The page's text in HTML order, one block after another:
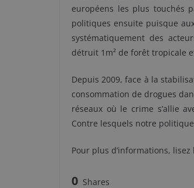
européens les plus touchés
politiques ensuite puisque
systématiquement des
détruit 1m² de forêt tropicale
Depuis 2009, face à la
consommation de drogues
réseaux où le crime s’allie
Contre lesquels notre
Pour plus d’informations,
0 Shares